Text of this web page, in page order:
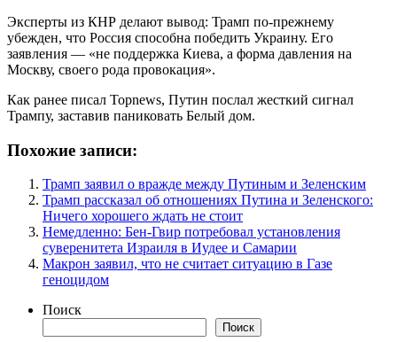
Эксперты из КНР делают вывод: Трамп по-прежнему
убежден, что Россия способна победить Украину. Его
заявления — «не поддержка Киева, а форма давления на
Москву, своего рода провокация».
Как ранее писал Topnews, Путин послал жесткий сигнал
Трампу, заставив паниковать Белый дом.
Похожие записи:
Трамп заявил о вражде между Путиным и Зеленским
Трамп рассказал об отношениях Путина и Зеленского:
Ничего хорошего ждать не стоит
Немедленно: Бен-Гвир потребовал установления
суверенитета Израиля в Иудее и Самарии
Макрон заявил, что не считает ситуацию в Газе
геноцидом
Поиск
Поиск